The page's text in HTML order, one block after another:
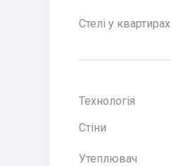
Стелі у квартирах
Технологія
Стіни
Утеплювач